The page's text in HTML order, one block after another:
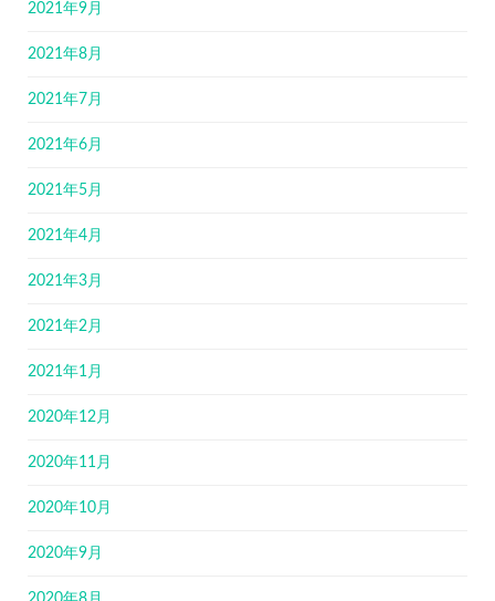
2021年9月
2021年8月
2021年7月
2021年6月
2021年5月
2021年4月
2021年3月
2021年2月
2021年1月
2020年12月
2020年11月
2020年10月
2020年9月